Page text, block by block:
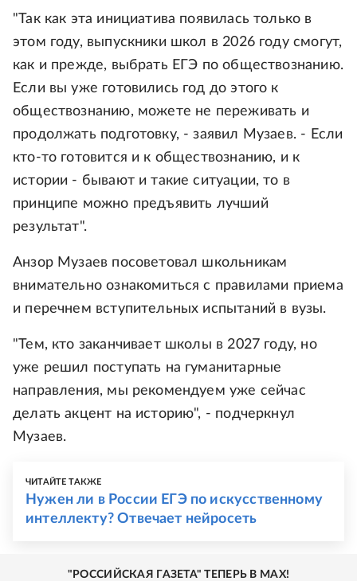
"Так как эта инициатива появилась только в
этом году, выпускники школ в 2026 году смогут,
как и прежде, выбрать ЕГЭ по обществознанию.
Если вы уже готовились год до этого к
обществознанию, можете не переживать и
продолжать подготовку, - заявил Музаев. - Если
кто-то готовится и к обществознанию, и к
истории - бывают и такие ситуации, то в
принципе можно предъявить лучший
результат".
Анзор Музаев посоветовал школьникам
внимательно ознакомиться с правилами приема
и перечнем вступительных испытаний в вузы.
"Тем, кто заканчивает школы в 2027 году, но
уже решил поступать на гуманитарные
направления, мы рекомендуем уже сейчас
делать акцент на историю", - подчеркнул
Музаев.
ЧИТАЙТЕ ТАКЖЕ
Нужен ли в России ЕГЭ по искусственному
интеллекту? Отвечает нейросеть
"РОССИЙСКАЯ ГАЗЕТА" ТЕПЕРЬ В MAX!